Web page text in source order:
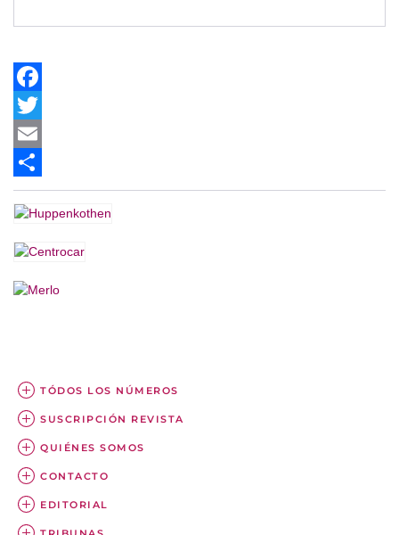
Facebook
Twitter
Email
Share
TÓDOS LOS NÚMEROS
SUSCRIPCIÓN REVISTA
QUIÉNES SOMOS
CONTACTO
EDITORIAL